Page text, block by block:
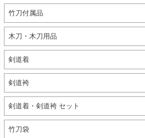
竹刀付属品
木刀・木刀用品
剣道着
剣道袴
剣道着・剣道袴 セット
竹刀袋